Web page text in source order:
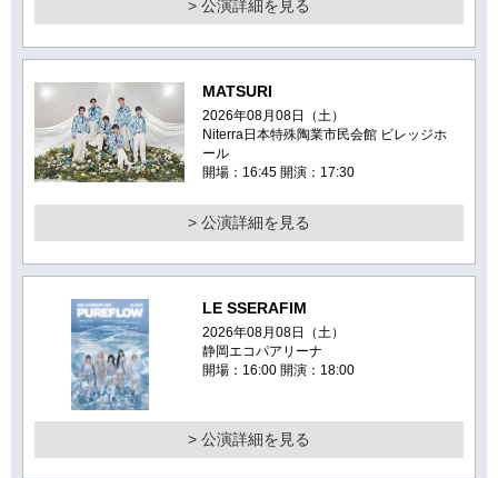
> 公演詳細を見る
MATSURI
2026年08月08日（土）
Niterra日本特殊陶業市民会館 ビレッジホ
ール
開場：16:45 開演：17:30
> 公演詳細を見る
LE SSERAFIM
2026年08月08日（土）
静岡エコパアリーナ
開場：16:00 開演：18:00
> 公演詳細を見る